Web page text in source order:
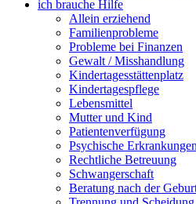
ich brauche Hilfe
Allein erziehend
Familienprobleme
Probleme bei Finanzen
Gewalt / Misshandlung
Kindertagesstättenplatz
Kindertagespflege
Lebensmittel
Mutter und Kind
Patientenverfügung
Psychische Erkrankungen
Rechtliche Betreuung
Schwangerschaft
Beratung nach der